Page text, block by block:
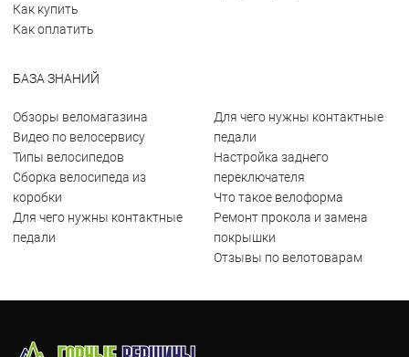
Как купить
Как оплатить
БАЗА ЗНАНИЙ
Обзоры веломагазина
Видео по велосервису
Типы велосипедов
Сборка велосипеда из
коробки
Для чего нужны контактные
педали
Для чего нужны контактные
педали
Настройка заднего
переключателя
Что такое велоформа
Ремонт прокола и замена
покрышки
Отзывы по велотоварам